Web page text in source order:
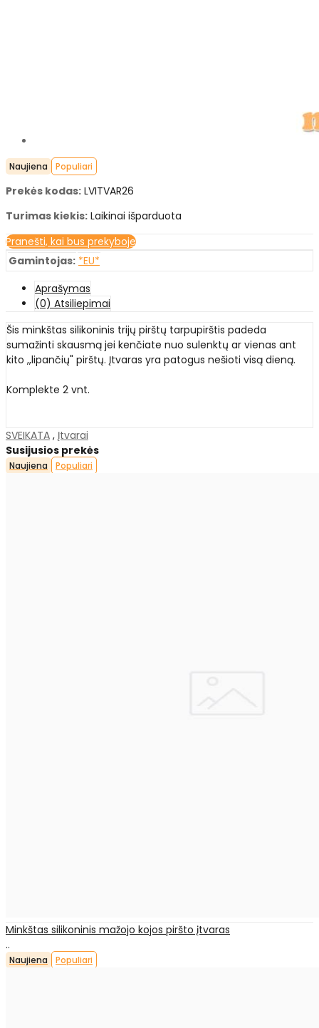
Naujiena Populiari
Prekės kodas: LVITVAR26
Turimas kiekis: Laikinai išparduota
Pranešti, kai bus prekyboje
Gamintojas: *EU*
Aprašymas
(0) Atsiliepimai
Šis minkštas silikoninis trijų pirštų tarpupirštis padeda
sumažinti skausmą jei kenčiate nuo sulenktų ar vienas ant
kito ,,lipančių" pirštų. Įtvaras yra patogus nešioti visą dieną.
Komplekte 2 vnt.
SVEIKATA , Įtvarai
Susijusios prekės
Naujiena Populiari
Minkštas silikoninis mažojo kojos piršto įtvaras
..
Naujiena Populiari